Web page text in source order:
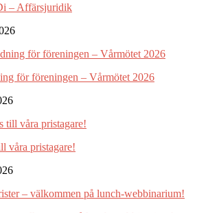
– Affärsjuridik
för föreningen – Vårmötet 2026
våra pristagare!